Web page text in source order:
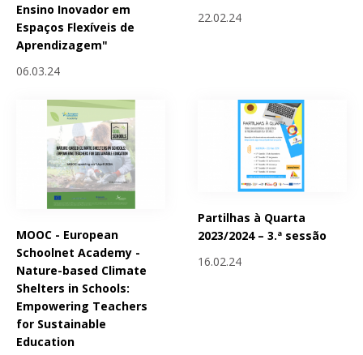
Ensino Inovador em
Espaços Flexíveis de
Aprendizagem"
06.03.24
22.02.24
MOOC - European
Schoolnet Academy -
Nature-based Climate
Shelters in Schools:
Empowering Teachers
for Sustainable
Education
Partilhas à Quarta
2023/2024 – 3.ª sessão
16.02.24